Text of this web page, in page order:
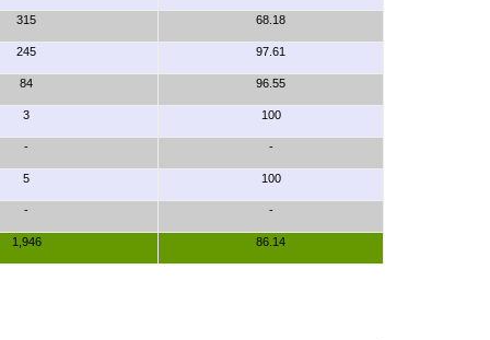
315 68.18
245 97.61
84 96.55
3 100
- -
5 100
- -
1,946 86.14